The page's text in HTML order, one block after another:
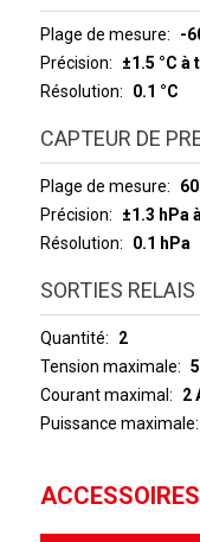
Plage de mesure
-
Précision
±1.5 °C à
Résolution
0.1 °C
CAPTEUR DE
Plage de mesure
Précision
±1.3 hPa
Résolution
0.1 hPa
SORTIES RELAIS
Quantité
2
Tension maximale
Courant maximal
2
Puissance maximale